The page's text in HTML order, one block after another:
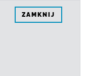
ZAMKNIJ